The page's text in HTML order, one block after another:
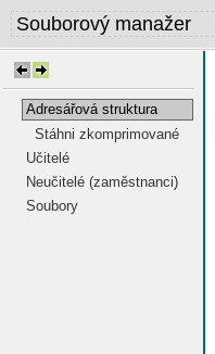
Adresářová struktura
Stáhni zkomprimované
Učitelé
Neučitelé (zaměstnanci)
Soubory